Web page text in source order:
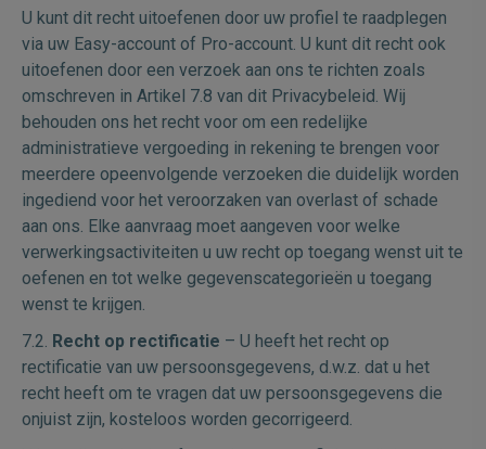
U kunt dit recht uitoefenen door uw profiel te raadplegen
via uw Easy-account of Pro-account. U kunt dit recht ook
uitoefenen door een verzoek aan ons te richten zoals
omschreven in Artikel 7.8 van dit Privacybeleid. Wij
behouden ons het recht voor om een redelijke
administratieve vergoeding in rekening te brengen voor
meerdere opeenvolgende verzoeken die duidelijk worden
ingediend voor het veroorzaken van overlast of schade
aan ons. Elke aanvraag moet aangeven voor welke
verwerkingsactiviteiten u uw recht op toegang wenst uit te
oefenen en tot welke gegevenscategorieën u toegang
wenst te krijgen.
7.2. Recht op rectificatie – U heeft het recht op
rectificatie van uw persoonsgegevens, d.w.z. dat u het
recht heeft om te vragen dat uw persoonsgegevens die
onjuist zijn, kosteloos worden gecorrigeerd.